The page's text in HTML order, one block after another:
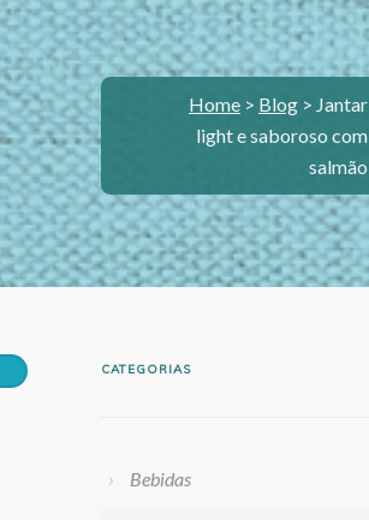
Home > Blog > Jantar
light e saboroso com
salmão
CATEGORIAS
Bebidas